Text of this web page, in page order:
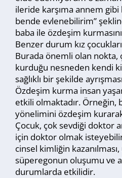
ileride karşıma annem gibi
bende evlenebilirim”
baba ile özdeşim
Benzer durum kız
Burada önemli olan nokta,
kurduğu nesneden kendi
sağlıklı bir şekilde
Özdeşim kurma insan
etkili olmaktadır. Örneğin,
yönelimini özdeşim
Çocuk, çok sevdiği doktor
için doktor olmak
cinsel kimliğin
süperegonun oluşumu ve
durumlarda etkilidir.